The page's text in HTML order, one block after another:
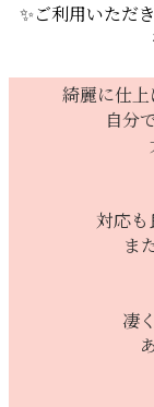
✨ご利用いただ
綺麗に仕上
自分
対応も
ま
凄